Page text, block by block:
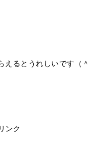
るとうれしいです（＾
ンク